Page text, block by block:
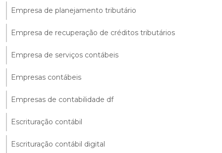
Empresa de planejamento tributário
Empresa de recuperação de créditos tributários
Empresa de serviços contábeis
Empresas contábeis
Empresas de contabilidade df
Escrituração contábil
Escrituração contábil digital